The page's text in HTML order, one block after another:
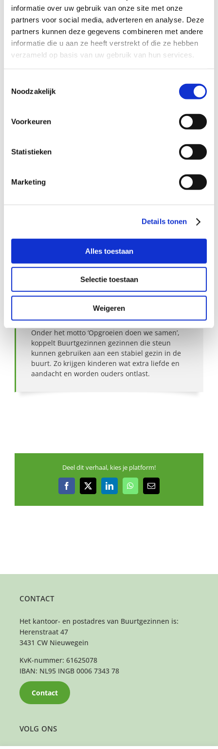
informatie over uw gebruik van onze site met onze
partners voor social media, adverteren en analyse. Deze
partners kunnen deze gegevens combineren met andere
informatie die u aan ze heeft verstrekt of die ze hebben
verzameld op basis van uw gebruik van hun services.
Noodzakelijk
Voorkeuren
Statistieken
Marketing
Details tonen
Alles toestaan
Selectie toestaan
Weigeren
Dat wekelijks of om de week op vrijdag
van 12.00 tot 16.00 uur voor deze
kinderen klaar wil staan;
Waar deze kinderen zichzelf mogen zijn
en echt worden gezien;
Ook jonge stellen of ouders waarvan de
kinderen al uit huis zijn, worden van
Wil je meer informatie?
Dan kun je contact opnemen met Froukje van Haut,
coördinator Buurtgezinnen voor de gemeente Neder-
16 94.
Aanmelden als steungezin
Bekijk andere zoekprofielen
Over Buurtgezinnen
Onder het motto ‘Opgroeien doen we samen’,
koppelt Buurtgezinnen gezinnen die steun
kunnen gebruiken aan een stabiel gezin in de
buurt. Zo krijgen kinderen wat extra liefde en
aandacht en worden ouders ontlast.
Deel dit verhaal, kies je platform!
Facebook
X LinkedInWhatsApp
E-
VOLG ONS
CONTACT
Het kantoor- en postadres van Buurtgezinnen is:
Herenstraat 47
3431 CW Nieuwegein
KvK-nummer: 61625078
IBAN: NL95 INGB 0006 7343 78
Contact